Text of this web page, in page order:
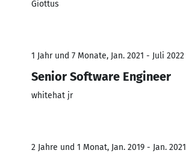
Giottus
1 Jahr und 7 Monate, Jan. 2021 - Juli 2022
Senior Software Engineer
whitehat jr
2 Jahre und 1 Monat, Jan. 2019 - Jan. 2021